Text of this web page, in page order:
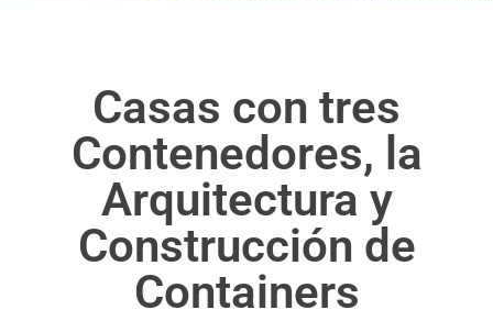
Casas con tres
Contenedores, la
Arquitectura y
Construcción de
Containers